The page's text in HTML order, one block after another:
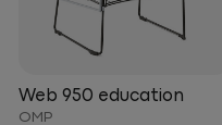
Web 950 education
OMP